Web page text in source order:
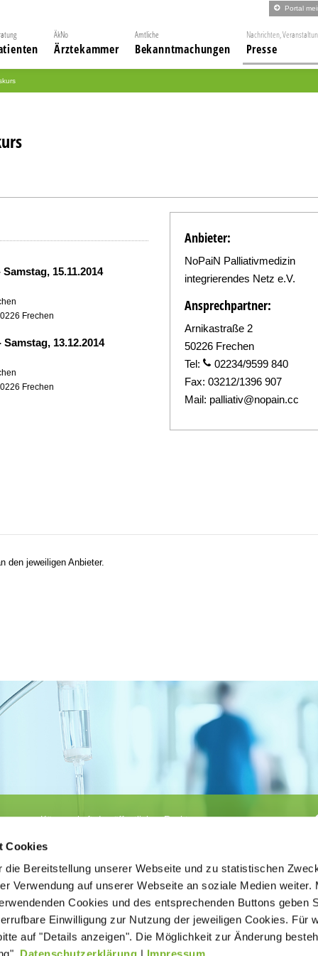
Cookies
die Bereitstellung unserer Webseite und zu statistischen
Verwendung auf unserer Webseite an soziale Medien weiter.
Cookies und des entsprechenden Buttons geben
Einwilligung zur Nutzung der jeweiligen Cookies. Für
auf "Details anzeigen". Die Möglichkeit zur Änderung
Portal
ÄkNo
Ärztekammer
Amtliche
Bekanntmachungen
Nachrichten,
Presse
Samstag, 15.11.2014
Frechen
Samstag, 13.12.2014
Frechen
Anbieter:
NoPaiN Palliativmedizin
integrierendes Netz e.V.
Ansprechpartner:
Arnikastraße 2
50226 Frechen
Tel:
02234/9599 840
Fax: 03212/1396 907
Mail: palliativ@nopain.cc
den jeweiligen Anbieter.
Körperschaft des öffentlichen Rechts
der
ohne
Kontakt